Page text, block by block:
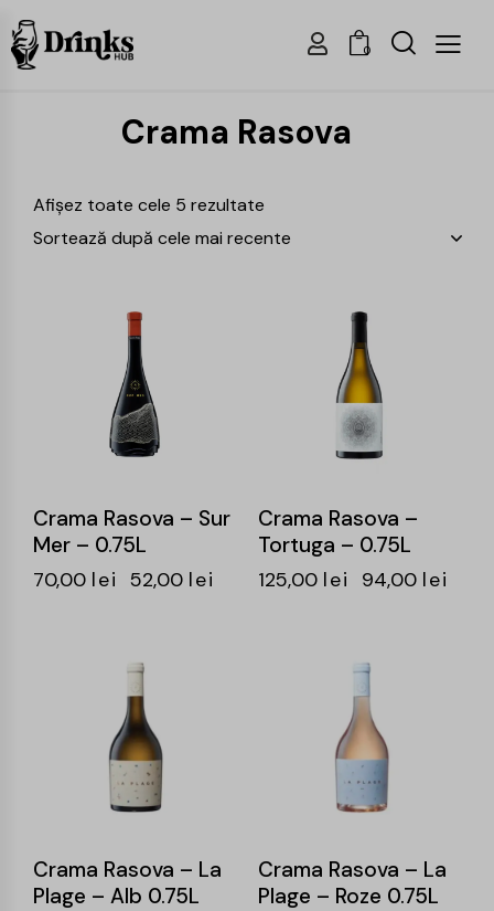
0
Crama Rasova
Afișez toate cele 5 rezultate
Crama Rasova – Sur
Mer – 0.75L
70,00 lei 52,00 lei
Crama Rasova –
Tortuga – 0.75L
125,00 lei 94,00 lei
Crama Rasova – La
Plage – Alb 0.75L
Crama Rasova – La
Plage – Roze 0.75L